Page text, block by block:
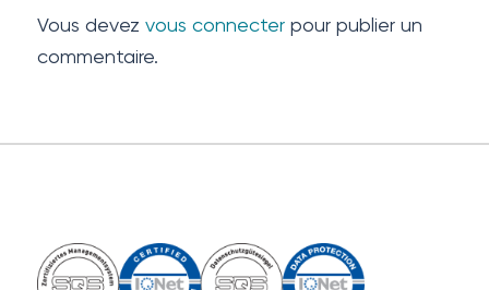
Vous devez vous connecterpour publier un
commentaire.